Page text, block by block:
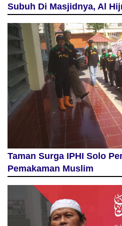
Subuh Di Masjidnya, Al
Taman Surga IPHI Solo
Pemakaman Muslim